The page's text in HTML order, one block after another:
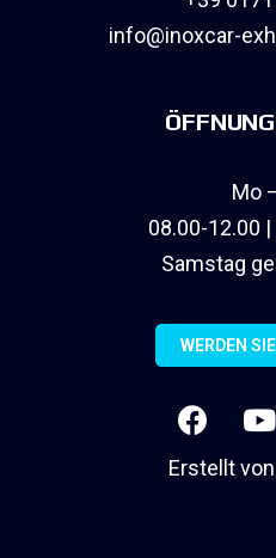
info@inoxcar-
Mo
08.00-12.00
Samstag
WERDEN
Erstellt von